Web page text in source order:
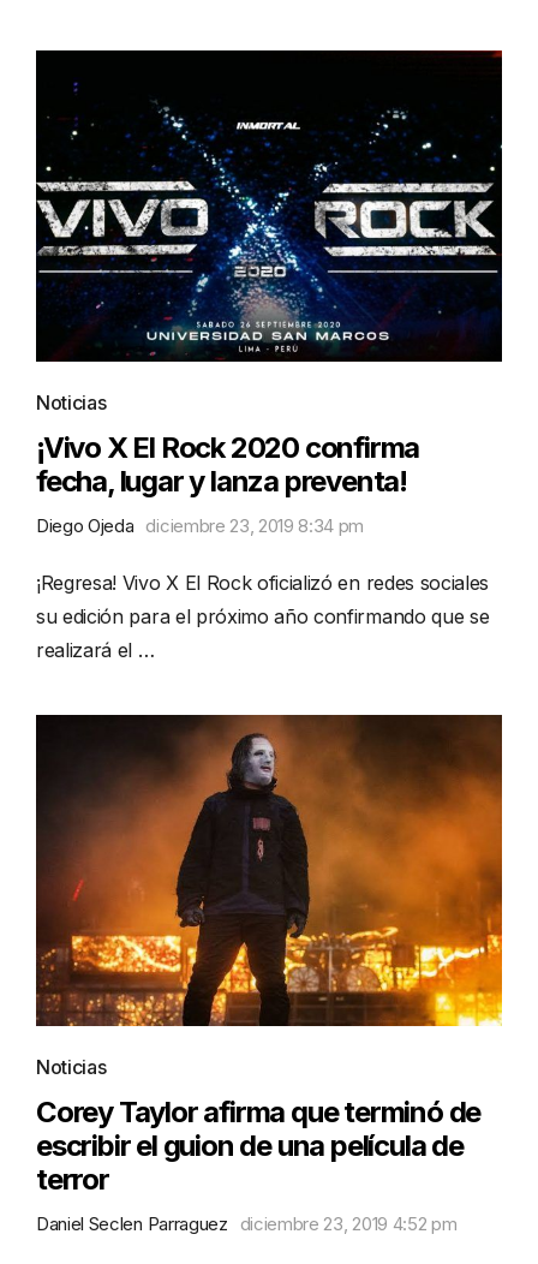
Noticias
¡Vivo X El Rock 2020 confirma
fecha, lugar y lanza preventa!
Diego Ojeda diciembre 23, 2019 8:34 pm
¡Regresa! Vivo X El Rock oficializó en redes sociales
su edición para el próximo año confirmando que se
realizará el …
Noticias
Corey Taylor afirma que terminó de
escribir el guion de una película de
terror
Daniel Seclen Parraguez diciembre 23, 2019 4:52 pm